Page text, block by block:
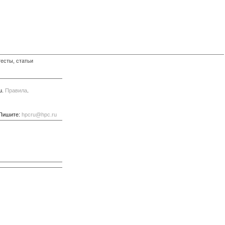
статьи
Правила.
hpcru@hpc.ru